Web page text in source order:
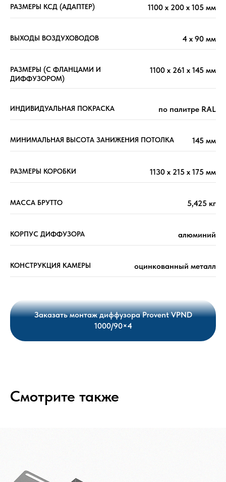
РАЗМЕРЫ КСД (АДАПТЕР) 1100 х 200 х 105 мм
ВЫХОДЫ ВОЗДУХОВОДОВ 4 х 90 мм
РАЗМЕРЫ (С ФЛАНЦАМИ И
ДИФФУЗОРОМ)
1100 х 261 х 145 мм
ИНДИВИДУАЛЬНАЯ ПОКРАСКА по палитре RAL
МИНИМАЛЬНАЯ ВЫСОТА ЗАНИЖЕНИЯ ПОТОЛКА 145 мм
РАЗМЕРЫ КОРОБКИ 1130 х 215 х 175 мм
МАССА БРУТТО 5,425 кг
КОРПУС ДИФФУЗОРА алюминий
КОНСТРУКЦИЯ КАМЕРЫ оцинкованный металл
Заказать монтаж диффузора Provent VPND
1000/90×4
Смотрите также